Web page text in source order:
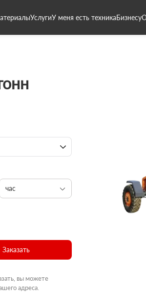
УслугиУ меня есть техникаБизнесу
час
Заказать
вы можете
адреса.